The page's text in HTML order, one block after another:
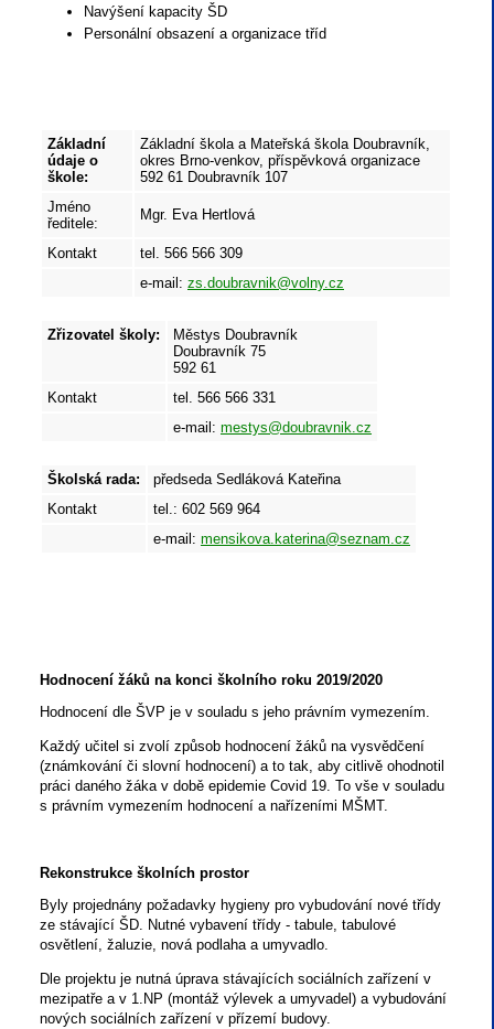
Navýšení kapacity ŠD
Personální obsazení a organizace tříd
Základní
údaje o
škole:
Základní škola a Mateřská škola Doubravník,
okres Brno-venkov, příspěvková organizace
592 61 Doubravník 107
Jméno
ředitele:
Mgr. Eva Hertlová
Kontakt
tel. 566 566 309
e-mail: zs.doubravnik@volny.cz
Zřizovatel školy:
Městys Doubravník
Doubravník 75
592 61
Kontakt
tel. 566 566 331
e-mail: mestys@doubravnik.cz
Školská rada:
předseda Sedláková Kateřina
Kontakt
tel.: 602 569 964
e-mail: mensikova.katerina@seznam.cz
Hodnocení žáků na konci školního roku 2019/2020
Hodnocení dle ŠVP je v souladu s jeho právním vymezením.
Každý učitel si zvolí způsob hodnocení žáků na vysvědčení
(známkování či slovní hodnocení) a to tak, aby citlivě ohodnotil
práci daného žáka v době epidemie Covid 19. To vše v souladu
s právním vymezením hodnocení a nařízeními MŠMT.
Rekonstrukce školních prostor
Byly projednány požadavky hygieny pro vybudování nové třídy
ze stávající ŠD. Nutné vybavení třídy - tabule, tabulové
osvětlení, žaluzie, nová podlaha a umyvadlo.
Dle projektu je nutná úprava stávajících sociálních zařízení v
mezipatře a v 1.NP (montáž výlevek a umyvadel) a vybudování
nových sociálních zařízení v přízemí budovy.